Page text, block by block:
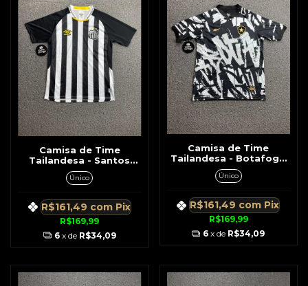
Camisa de Time
Tailandesa - Santos
Preto c/ Branco Detalhe
Amarelo
Único
R$169,99
R$161,49 com Pix
6 x de R$34,09
Camisa de Time
Tailandesa - Botafogo
Preto c/ Branco Detalhe
Dourado No Símbolo
Único
R$169,99
R$161,49 com Pix
6 x de R$34,09